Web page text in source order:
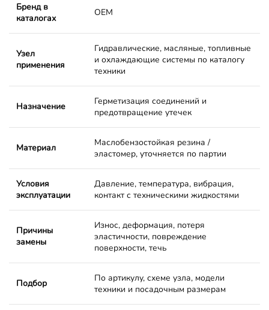
Бренд в
каталогах
OEM
Узел
применения
Гидравлические, масляные, топливные
и охлаждающие системы по каталогу
техники
Назначение
Герметизация соединений и
предотвращение утечек
Материал
Маслобензостойкая резина /
эластомер, уточняется по партии
Условия
эксплуатации
Давление, температура, вибрация,
контакт с техническими жидкостями
Причины
замены
Износ, деформация, потеря
эластичности, повреждение
поверхности, течь
Подбор
По артикулу, схеме узла, модели
техники и посадочным размерам